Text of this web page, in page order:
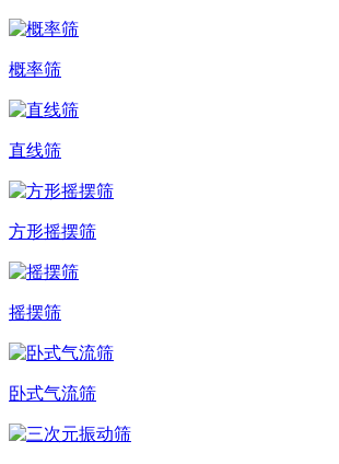
概率筛
直线筛
方形摇摆筛
摇摆筛
卧式气流筛